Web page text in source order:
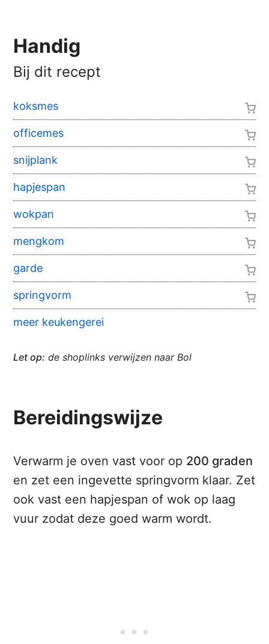
Handig
Bij dit recept
koksmes
officemes
snijplank
hapjespan
wokpan
mengkom
garde
springvorm
meer keukengerei
Let op: de shoplinks verwijzen naar Bol
Bereidingswijze
Verwarm je oven vast voor op 200 graden
en zet een ingevette springvorm klaar. Zet
ook vast een hapjespan of wok op laag
vuur zodat deze goed warm wordt.